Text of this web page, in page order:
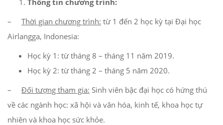
Thông tin chương trình:
– Thời gian chương trình: từ 1 đến 2 học kỳ tại Đại học
Airlangga, Indonesia:
Học kỳ 1: từ tháng 8 – tháng 11 năm 2019.
Học kỳ 2: từ tháng 2 – tháng 5 năm 2020.
– Đối tượng tham gia: Sinh viên bậc đại học có hứng thú
về các ngành học: xã hội và văn hóa, kinh tế, khoa học tự
nhiên và khoa học sức khỏe.